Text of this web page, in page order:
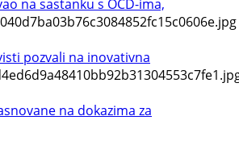
na sastanku s OCD-ima,
pozvali na inovativna
na dokazima za